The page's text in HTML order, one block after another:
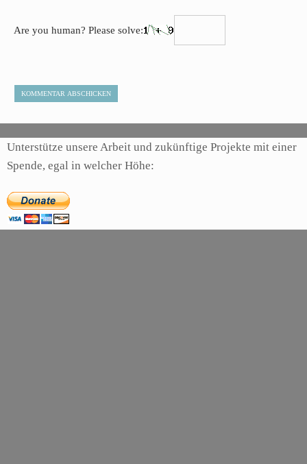
Are you human? Please solve:
Unterstütze unsere Arbeit und zukünftige Projekte mit einer
Spende, egal in welcher Höhe: